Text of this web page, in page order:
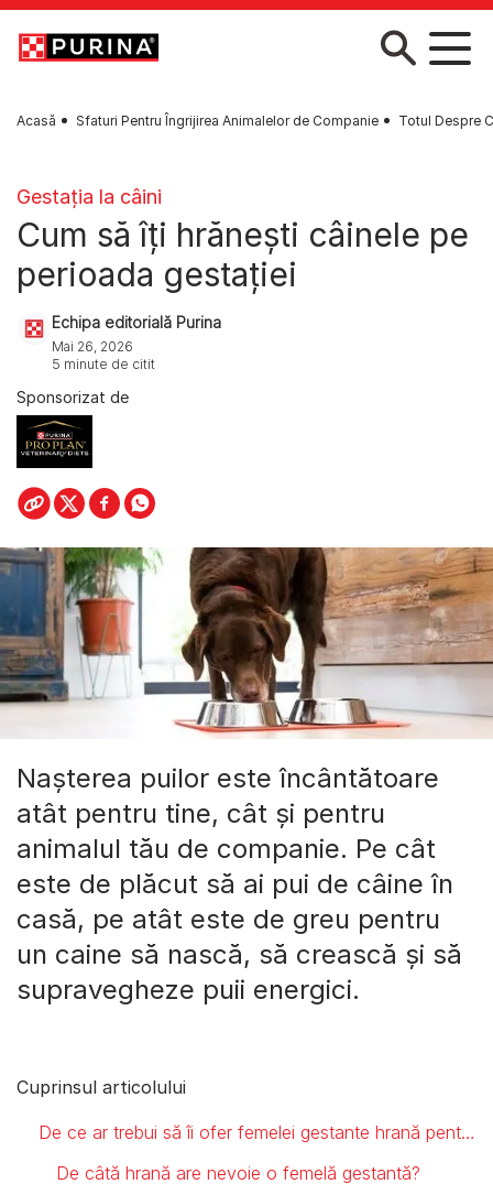
Skip to main content
Acasă Sfaturi Pentru Îngrijirea Animalelor de Companie Totul Despre
Gestaţia la câini
Cum să îți hrănești câinele pe
perioada gestației
Echipa editorială Purina
Mai 26, 2026
5 minute de citit
Sponsorizat de
Nașterea puilor este încântătoare
atât pentru tine, cât și pentru
animalul tău de companie. Pe cât
este de plăcut să ai pui de câine în
casă, pe atât este de greu pentru
un caine să nască, să crească și să
supravegheze puii energici.
Cuprinsul articolului
De ce ar trebui să îi ofer femelei gestante hrană pentru pui?
De câtă hrană are nevoie o femelă gestantă?